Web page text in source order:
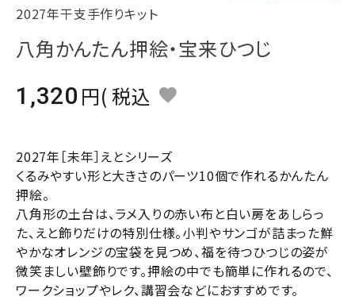
お問い合わせ
ACCOUNT MENU
meeting_room
2027年干支手作りキット
八角かんたん押絵・宝来ひつじ
1,320
税込
2027年［未年］えとシリーズ
くるみやすい形と大きさのパーツ10個で作れるかんたん
押絵。
八角形の土台は、ラメ入りの赤い布と白い房をあしらっ
た、えと飾りだけの特別仕様。小判やサンゴが詰まった鮮
やかなオレンジの宝袋を見つめ、福を待つひつじの姿が
微笑ましい壁飾りです。押絵の中でも簡単に作れるので、
ワークショップやレク、講習会などにおすすめです。